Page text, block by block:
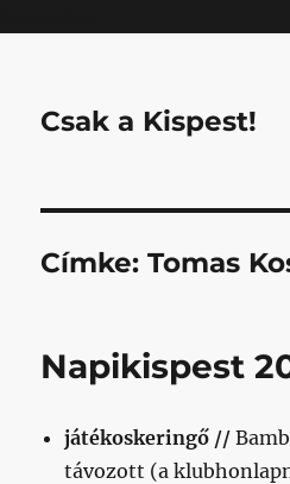
Csak a Kispest!
Címke:Tomas
Napikispest
játékoskeringő //
távozott (a